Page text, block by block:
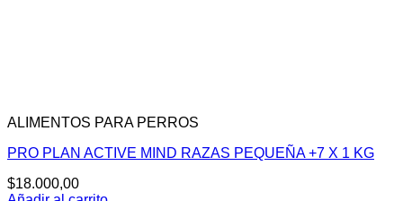
ALIMENTOS PARA PERROS
PRO PLAN ACTIVE MIND RAZAS PEQUEÑA +7 X 1 KG
$18.000,00